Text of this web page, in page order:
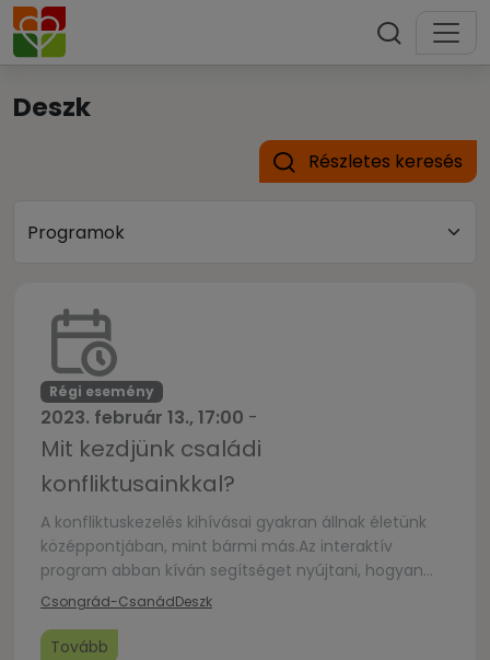
Deszk
Részletes keresés
Régi esemény
2023. február 13., 17:00 -
Mit kezdjünk családi
konfliktusainkkal?
A konfliktuskezelés kihívásai gyakran állnak életünk
középpontjában, mint bármi más.Az interaktív
program abban kíván segítséget nyújtani, hogyan
lehetnek a konfliktusaink kapcsolataink építőivé.
Csongrád-CsanádDeszk
Tovább